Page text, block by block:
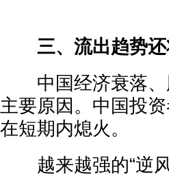
三、流出趋势
中国经济衰落、
主要原因。中国投
在短期内熄火。
越来越强的“逆风